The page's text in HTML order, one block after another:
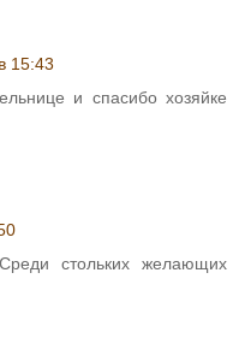
15:43
и спасибо хозяйке
стольких желающих